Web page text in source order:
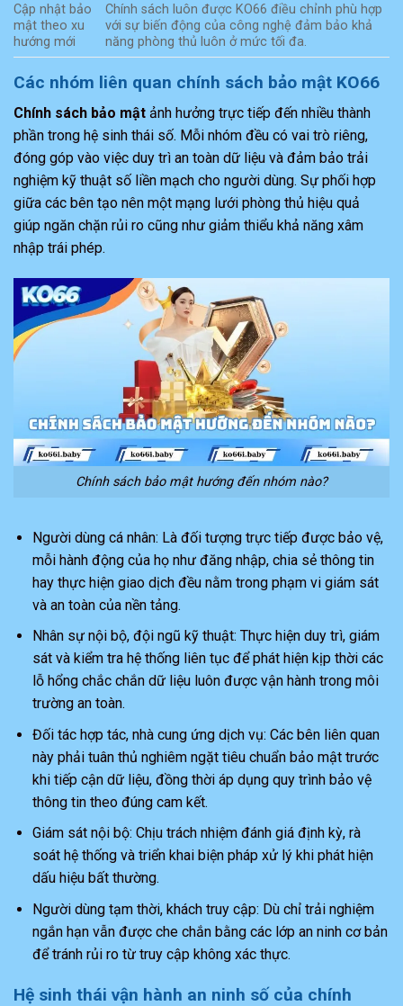
Cập nhật bảo
mật theo xu
hướng mới
Chính sách luôn được KO66 điều chỉnh phù hợp
với sự biến động của công nghệ đảm bảo khả
năng phòng thủ luôn ở mức tối đa.
Các nhóm liên quan chính sách bảo mật KO66
Chính sách bảo mật ảnh hưởng trực tiếp đến nhiều thành
phần trong hệ sinh thái số. Mỗi nhóm đều có vai trò riêng,
đóng góp vào việc duy trì an toàn dữ liệu và đảm bảo trải
nghiệm kỹ thuật số liền mạch cho người dùng. Sự phối hợp
giữa các bên tạo nên một mạng lưới phòng thủ hiệu quả
giúp ngăn chặn rủi ro cũng như giảm thiểu khả năng xâm
nhập trái phép.
Chính sách bảo mật hướng đến nhóm nào?
Người dùng cá nhân: Là đối tượng trực tiếp được bảo vệ,
mỗi hành động của họ như đăng nhập, chia sẻ thông tin
hay thực hiện giao dịch đều nằm trong phạm vi giám sát
và an toàn của nền tảng.
Nhân sự nội bộ, đội ngũ kỹ thuật: Thực hiện duy trì, giám
sát và kiểm tra hệ thống liên tục để phát hiện kịp thời các
lỗ hổng chắc chắn dữ liệu luôn được vận hành trong môi
trường an toàn.
Đối tác hợp tác, nhà cung ứng dịch vụ: Các bên liên quan
này phải tuân thủ nghiêm ngặt tiêu chuẩn bảo mật trước
khi tiếp cận dữ liệu, đồng thời áp dụng quy trình bảo vệ
thông tin theo đúng cam kết.
Giám sát nội bộ: Chịu trách nhiệm đánh giá định kỳ, rà
soát hệ thống và triển khai biện pháp xử lý khi phát hiện
dấu hiệu bất thường.
Người dùng tạm thời, khách truy cập: Dù chỉ trải nghiệm
ngắn hạn vẫn được che chắn bằng các lớp an ninh cơ bản
để tránh rủi ro từ truy cập không xác thực.
Hệ sinh thái vận hành an ninh số của chính